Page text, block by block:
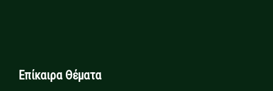
Επίκαιρα Θέματα